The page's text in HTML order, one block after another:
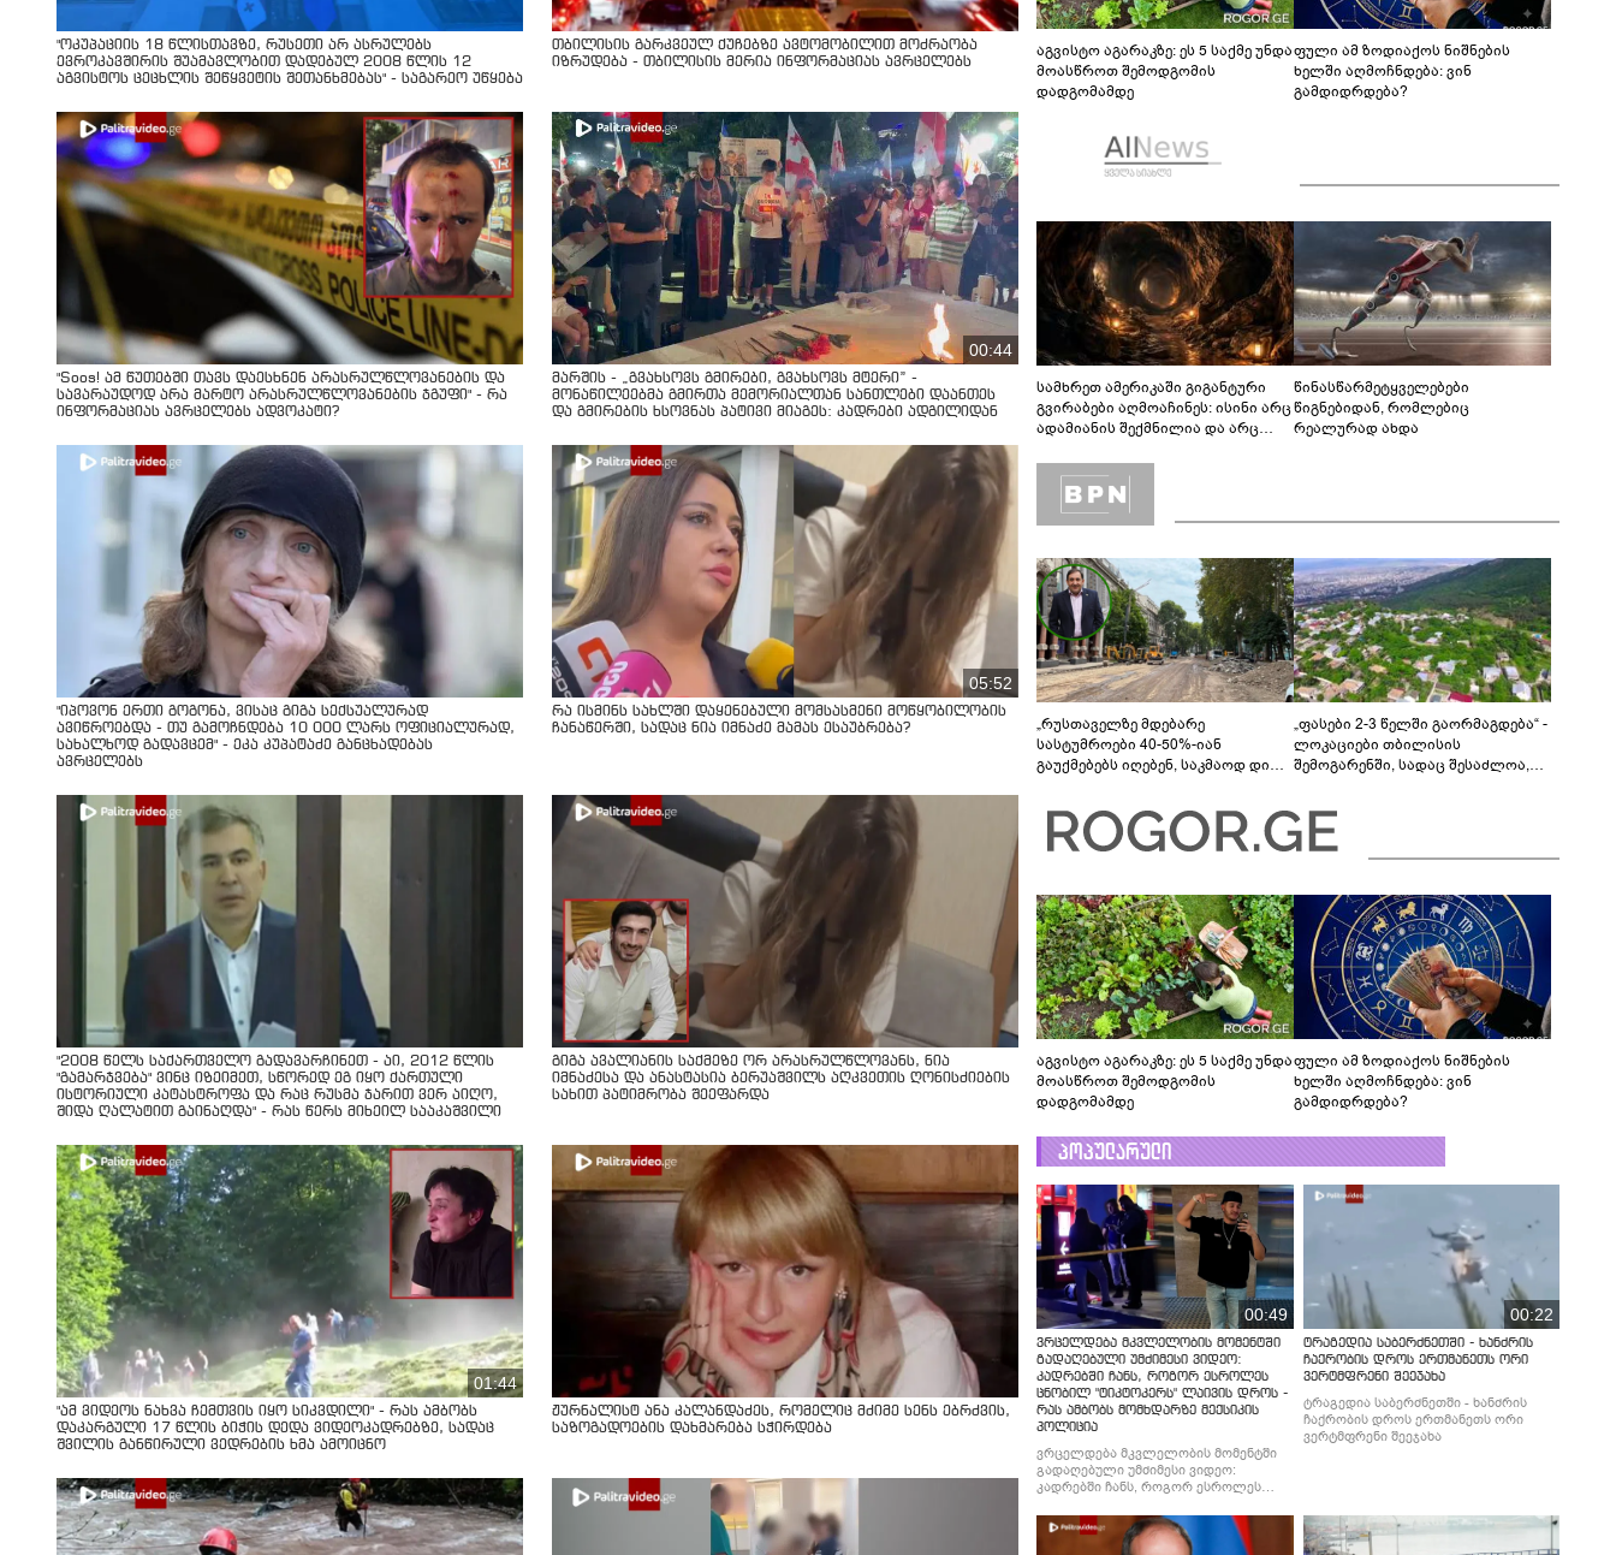
"ოკუპაციის 18 წლისთავზე, რუსეთი არ ასრულებს
ევროკავშირის შუამავლობით დადებულ 2008 წლის 12
აგვისტოს ცეცხლის შეწყვეტის შეთანხმებას" - საგარეო უწყება
თბილისის გარკვეულ ქუჩებზე ავტომობილით მოძრაობა
იზრუდება - თბილისის მერია ინფორმაციას ავრცელებს
"Soos! ამ წუთებში თავს დაესხნენ არასრულწლოვანების და
სავარაუდოდ არა მარტო არასრულწლოვანების ჯგუფი" - რა
ინფორმაციას ავრცელებს ადვოკატი?
00:44
მარშის - „გვახსოვს გმირები, გვახსოვს მტერი” -
მონაწილეებმა გმირთა მემორიალთან სანთლები დაანთეს
და გმირების ხსოვნას პატივი მიაგეს: კადრები ადგილიდან
"იპოვონ ერთი გოგონა, ვისაც გიგა სექსუალურად
ავიწროებდა - თუ გამოჩნდება 10 000 ლარს ოფიციალურად,
სახალხოდ გადავცემ" - ეკა კუპატაძე განცხადებას
ავრცელებს
05:52
რა ისმინს სახლში დაყენებული მომსასმენი მოწყობილობის
ჩანაწერში, სადაც ნია იმნაძე მამას ესაუბრება?
"2008 წელს საქართველო გადავარჩინეთ - აი, 2012 წლის
"გამარჯვება" ვინც იზეიმეთ, სწორედ ეგ იყო ქართული
ისტორიული კატასტროფა და რაც რუსმა ჯარით ვერ აიღო,
შიდა ღალატით გაინაღდა" - რას წერს მიხეილ სააკაშვილი
გიგა ავალიანის საქმეზე ორ არასრულწლოვანს, ნია
იმნაძესა და ანასტასია ბერუაშვილს აღკვეთის ღონისძიების
სახით პატიმრობა შეეფარდა
01:44
"ამ ვიდეოს ნახვა ჩემთვის იყო სიკვდილი" - რას ამბობს
დაკარგული 17 წლის ბიჭის დედა ვიდეოკადრებზე, სადაც
შვილის განწირული ვედრების ხმა ამოიცნო
ჟურნალისტ ანა კალანდაძეს, რომელიც მძიმე სენს ებრძვის,
საზოგადოების დახმარება სჭირდება
აგვისტო აგარაკზე: ეს 5 საქმე უნდა
მოასწროთ შემოდგომის
დადგომამდე
ფული ამ ზოდიაქოს ნიშნების
ხელში აღმოჩნდება: ვინ
გამდიდრდება?
სამხრეთ ამერიკაში გიგანტური
გვირაბები აღმოაჩინეს: ისინი არც
ადამიანის შექმნილია და არც
ლაბირინთები?
წინასწარმეტყველებები
წიგნებიდან, რომლებიც
რეალურად ახდა
„რუსთაველზე მდებარე
სასტუმროები 40-50%-იან
გაუქმებებს იღებენ, საკმაოდ დიდი
შეხვდებოდა“
„ფასები 2-3 წელში გაორმაგდება“ -
ლოკაციები თბილისის
შემოგარენში, სადაც შესაძლოა,
აგვისტო აგარაკზე: ეს 5 საქმე უნდა
მოასწროთ შემოდგომის
დადგომამდე
ფული ამ ზოდიაქოს ნიშნების
ხელში აღმოჩნდება: ვინ
გამდიდრდება?
პოპულარული
00:49
ვრცელდება მკვლელობის მომენტში
გადაღებული უმძიმესი ვიდეო:
კადრებში ჩანს, როგორ ესროლეს
ცნობილ "ტიკტოკერს" ლაივის დროს -
რას ამბობს მომხდარზე მექსიკის
პოლიცია
ვრცელდება მკვლელობის მომენტში
გადაღებული უმძიმესი ვიდეო:
კადრებში ჩანს, როგორ ესროლეს
რას ამბობს მომხდარზე მექსიკის
პოლიცია
00:22
ტრაგედია საბერძნეთში - ხანძრის
ჩაქრობის დროს ერთმანეთს ორი
ვერტმფრენი შეეჯახა
ტრაგედია საბერძნეთში - ხანძრის
ჩაქრობის დროს ერთმანეთს ორი
ვერტმფრენი შეეჯახა